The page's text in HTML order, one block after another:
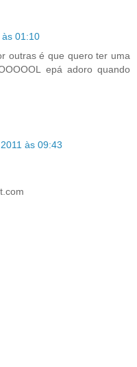
01:10
outras é que quero ter uma
epá adoro quando
às 09:43